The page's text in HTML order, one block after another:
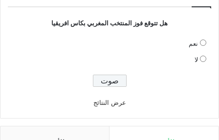
هل تتوقع فوز المنتخب المغربي بكاس افريقيا
نعم
لا
عرض النتائج